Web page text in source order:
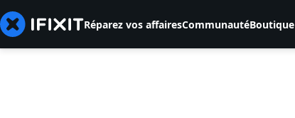
Réparez vos affairesCommunautéBoutique